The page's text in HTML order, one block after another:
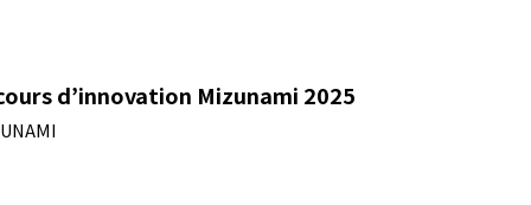
d’innovation Mizunami 2025